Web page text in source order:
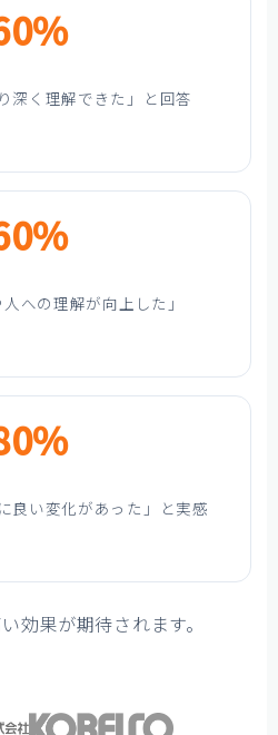
深く理解できた」と回答
への理解が向上した」
良い変化があった」と実感
効果が期待されます。